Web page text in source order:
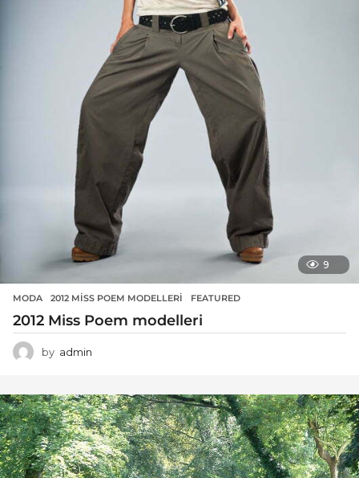
9
MODA 2012 MISS POEM MODELLERI ,FEATURED
2012 Miss Poem modelleri
by admin